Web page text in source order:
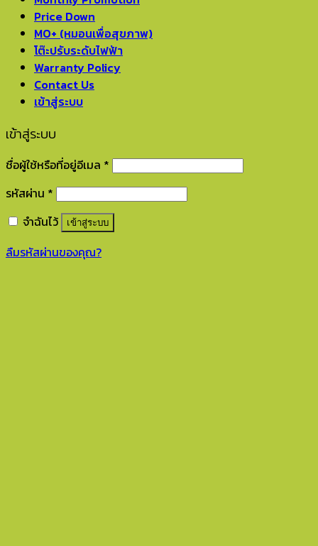
Price Down
MO+ (หมอนเพื่อสุขภาพ)
โต๊ะปรับระดับไฟฟ้า
Warranty Policy
Contact Us
เข้าสู่ระบบ
เข้าสู่ระบบ
ชื่อผู้ใช้หรือที่อยู่อีเมล *
รหัสผ่าน *
จำฉันไว้
เข้าสู่ระบบ
ลืมรหัสผ่านของคุณ?